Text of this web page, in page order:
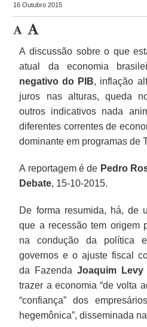
16 Outubro 2015
A discussão sobre o que
atual da economia
negativo do PIB, inflação
juros nas alturas, queda
outros indicativos nada
diferentes correntes de
dominante em programas de
A reportagem é de Pedro
Debate, 15-10-2015.
De forma resumida, há, de
que a recessão tem origem
na condução da política
governos e o ajuste fiscal
da FazendaJoaquim Levy
trazer a economia “de volta
“confiança” dos
hegemônica”, disseminada